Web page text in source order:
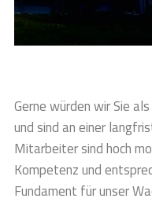
Gerne würden wir Sie
und sind an einer
Mitarbeiter sind hoch
Kompetenz und
Fundament für unser